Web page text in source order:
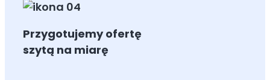
Przygotujemy ofertę
szytą na miarę